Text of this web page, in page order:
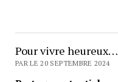
Pour vivre heureux…
PAR LE 20 SEPTEMBRE 2024